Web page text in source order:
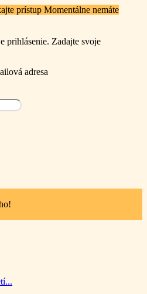
prístup Momentálne nemáte
prihlásenie. Zadajte svoje
adresa